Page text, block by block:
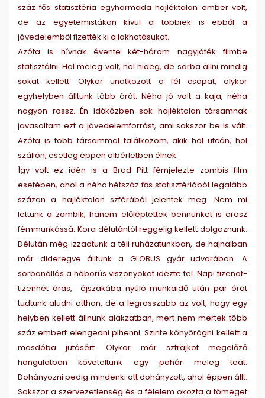
száz fős statisztéria egyharmada hajléktalan ember volt,
de az egyetemistákon kívül a többiek is ebből a
jövedelemből fizették ki a lakhatásukat.
Azóta is hívnak évente két-három nagyjáték filmbe
statisztálni. Hol meleg volt, hol hideg, de sorba állni mindig
sokat kellett. Olykor unatkozott a fél csapat, olykor
egyhelyben álltunk több órát. Néha jó volt a kaja, néha
nagyon rossz. Én időközben sok hajléktalan társamnak
javasoltam ezt a jövedelemforrást, ami sokszor be is vált.
Azóta is több társammal találkozom, akik hol utcán, hol
szállón, esetleg éppen albérletben élnek.
Így volt ez idén is a Brad Pitt fémjelezte zombis film
esetében, ahol a néha hétszáz fős statisztériából legalább
százan a hajléktalan szférából jelentek meg. Nem mi
lettünk a zombik, hanem előléptettek bennünket is orosz
fémmunkássá. Kora délutántól reggelig kellett dolgoznunk.
Délután még izzadtunk a téli ruházatunkban, de hajnalban
már dideregve álltunk a GLOBUS gyár udvarában. A
sorbanállás a háborús viszonyokat idézte fel. Napi tizenöt-
tizenhét órás, éjszakába nyúló munkaidő után pár órát
tudtunk aludni otthon, de a legrosszabb az volt, hogy egy
helyben kellett állnunk alakzatban, mert nem mertek több
száz embert elengedni pihenni. Szinte könyörögni kellett a
mosdóba jutásért. Olykor már sztrájkot megelőző
hangulatban követeltünk egy pohár meleg teát.
Dohányozni pedig mindenki ott dohányzott, ahol éppen állt.
Sokszor a szervezetlenség és a félelem okozta a tömeget